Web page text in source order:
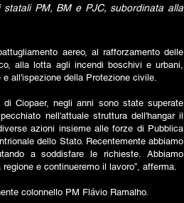
PM, BM e PJC, subordinata alla
aereo, al rafforzamento delle
alla lotta agli incendi boschivi e urbani,
all'ispezione della Protezione civile.
Ciopaer, negli anni sono state superate
nell'attuale struttura dell'hangar il
azioni insieme alle forze di Pubblica
dello Stato. Recentemente abbiamo
a soddisfare le richieste. Abbiamo
e continueremo il lavoro”, afferma.
colonnello PM Flávio Ramalho.